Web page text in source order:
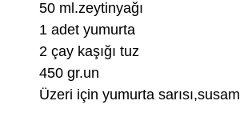
50 ml.zeytinyağı
1 adet yumurta
2 çay kaşığı tuz
450 gr.un
Üzeri için yumurta sarısı,susam